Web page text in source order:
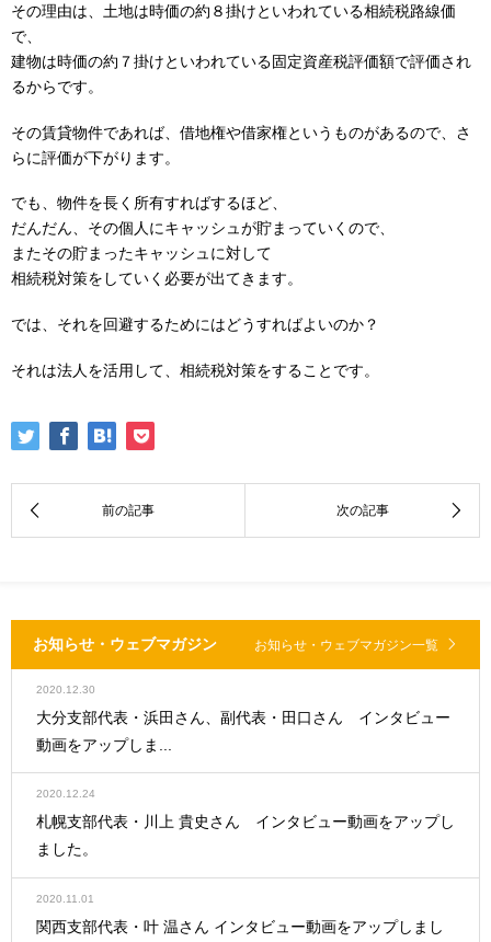
その理由は、土地は時価の約８掛けといわれている相続税路線価
で、
建物は時価の約７掛けといわれている固定資産税評価額で評価され
るからです。
その賃貸物件であれば、借地権や借家権というものがあるので、さ
らに評価が下がります。
でも、物件を長く所有すればするほど、
だんだん、その個人にキャッシュが貯まっていくので、
またその貯まったキャッシュに対して
相続税対策をしていく必要が出てきます。
では、それを回避するためにはどうすればよいのか？
それは法人を活用して、相続税対策をすることです。
お知らせ・ウェブマガジン お知らせ・ウェブマガジン一覧
2020.12.30
大分支部代表・浜田さん、副代表・田口さん インタビュー
動画をアップしま...
2020.12.24
札幌支部代表・川上 貴史さん インタビュー動画をアップし
ました。
2020.11.01
関西支部代表・叶 温さん インタビュー動画をアップしまし